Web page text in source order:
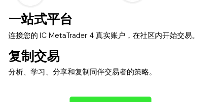
一站式平台
连接您的 IC MetaTrader 4 真实账户，在社区内开始交易。
复制交易
分析、学习、分享和复制同伴交易者的策略。